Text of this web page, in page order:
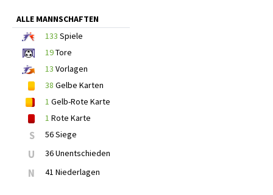
ALLE MANNSCHAFTEN
133 Spiele
19Tore
13 Vorlagen
38 Gelbe Karten
1 Gelb-Rote Karte
1 Rote Karte
S 56 Siege
U 36 Unentschieden
N 41 Niederlagen